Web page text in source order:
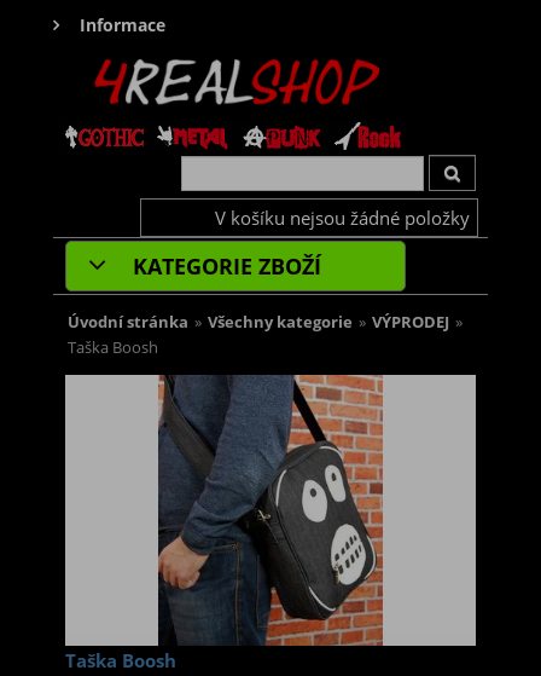
Informace
V košíku nejsou žádné položky
KATEGORIE ZBOŽÍ
Úvodní stránka » Všechny kategorie » VÝPRODEJ »
Taška Boosh
Taška Boosh